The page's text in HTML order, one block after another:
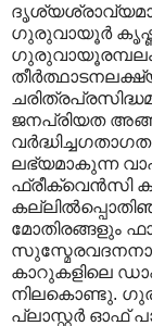
ഗുരുവായൂര്‍
ജനപ്രിയത
ലഭ്യമാകുന്ന
ഫ്രീക്വെന്‍സി
മോതിരങ്ങളും
കാറുകളിലെ
നിലകൊണ്ടു.
പ്ലാസ്റ്റര്‍ ഓഫ്‌